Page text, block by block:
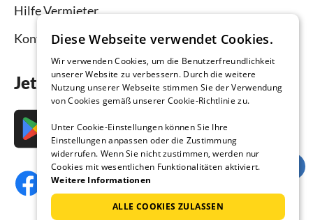
Hilfe Vermieter
Kontakt
Jetzt die App downloaden
Diese Webseite verwendet Cookies.
Wir verwenden Cookies, um die Benutzerfreundlichkeit
unserer Website zu verbessern. Durch die weitere
Nutzung unserer Webseite stimmen Sie der Verwendung
von Cookies gemäß unserer Cookie-Richtlinie zu.
Unter Cookie-Einstellungen können Sie Ihre
Einstellungen anpassen oder die Zustimmung
widerrufen. Wenn Sie nicht zustimmen, werden nur
Cookies mit wesentlichen Funktionalitäten aktiviert.
Weitere Informationen
ALLE COOKIES ZULASSEN